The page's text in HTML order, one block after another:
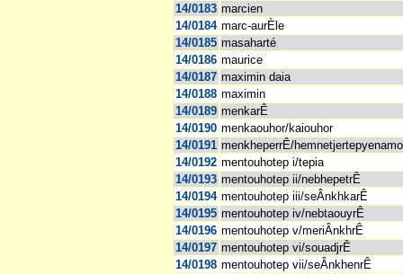
14/0183 marcien
14/0184 marc-aurÈle
14/0185 masaharté
14/0186 maurice
14/0187 maximin daia
14/0188 maximin
14/0189 menkarÊ
14/0190 menkaouhor/kaiouhor
14/0191 menkheperrÊ/
14/0192 mentouhotep i/tepia
14/0193 mentouhotep ii/nebhepetrÊ
14/0194 mentouhotep iii/seÂnkhkarÊ
14/0195 mentouhotep iv/nebtaouyrÊ
14/0196 mentouhotep v/meriÂnkhrÊ
14/0197 mentouhotep vi/souadjrÊ
14/0198 mentouhotep vii/seÂnkhenrÊ